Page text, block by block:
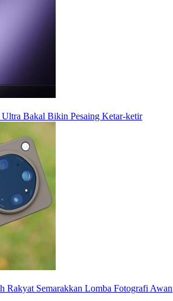
Bakal Bikin Pesaing Ketar-ketir
Rakyat Semarakkan Lomba Fotografi Awan